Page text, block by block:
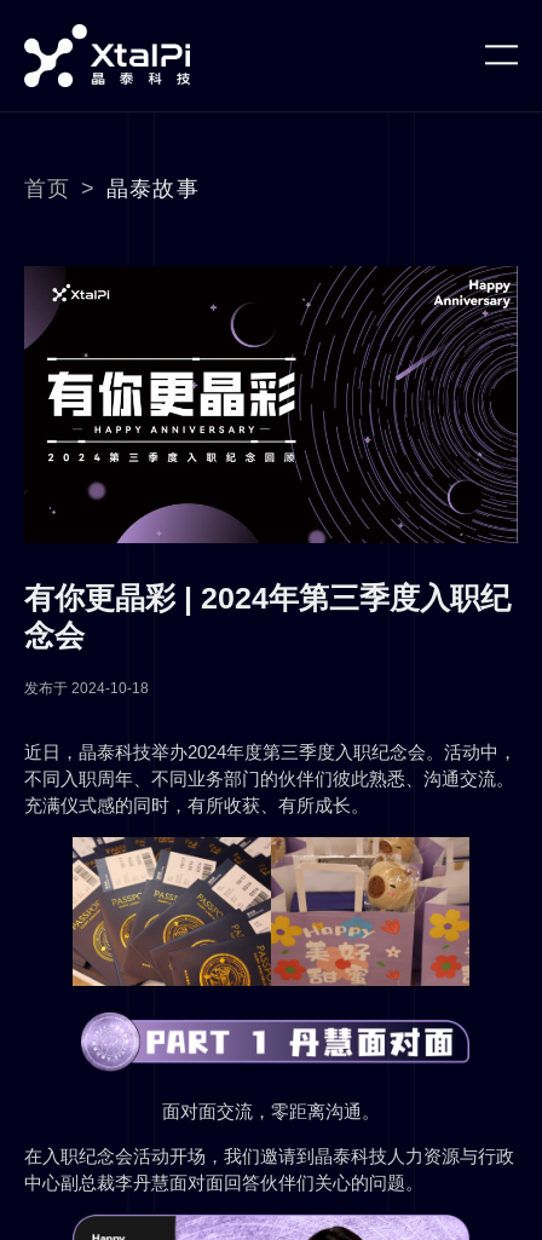
首页 > 晶泰故事
有你更晶彩 | 2024年第三季度入职纪
念会
发布于 2024-10-18
近日，晶泰科技举办2024年度第三季度入职纪念会。活动中，
不同入职周年、不同业务部门的伙伴们彼此熟悉、沟通交流。
充满仪式感的同时，有所收获、有所成长。
面对面交流，零距离沟通。
在入职纪念会活动开场，我们邀请到晶泰科技人力资源与行政
中心副总裁李丹慧面对面回答伙伴们关心的问题。